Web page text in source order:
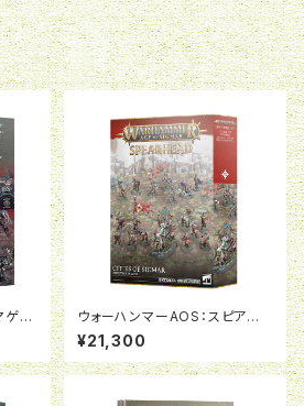
ゲド
ウォーハンマーAOS：スピアヘッ
ド：シティ・オヴ・シグマー ゼネス
トラの狂心団
¥21,300